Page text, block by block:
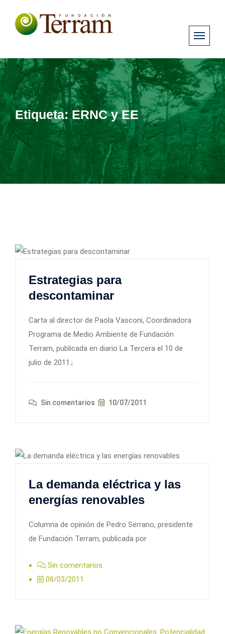
Etiqueta:ERNC y EE
Estrategias para
descontaminar
Carta al director de Paola Vasconi, Coordinadora
Programa de Medio Ambiente de Fundación
Terram, publicada en diario La Tercera el 10 de
julio de 2011.;
Sin comentarios 10/07/2011
La demanda eléctrica y las
energías renovables
Columna de opinión de Pedro Serrano, presidente
de Fundación Terram, publicada por
Sin comentarios
08/03/2011